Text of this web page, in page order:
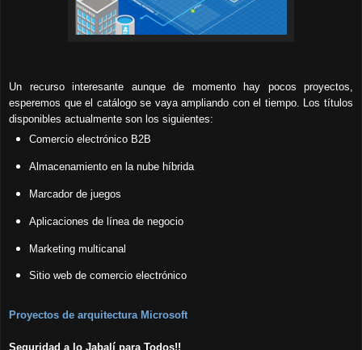
Un recurso interesante aunque de momento hay pocos proyectos,
esperemos que el catálogo se vaya ampliando con el tiempo. Los títulos
disponibles actualmente son los siguientes:
Comercio electrónico B2B
Almacenamiento en la nube híbrida
Marcador de juegos
Aplicaciones de línea de negocio
Marketing multicanal
Sitio web de comercio electrónico
Proyectos de arquitectura Microsoft
Seguridad a lo Jabalí para Todos!!